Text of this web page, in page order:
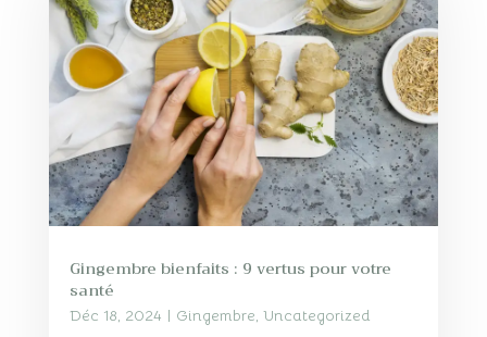
Gingembre bienfaits : 9 vertus pour votre
santé
Déc 18, 2024 | Gingembre, Uncategorized